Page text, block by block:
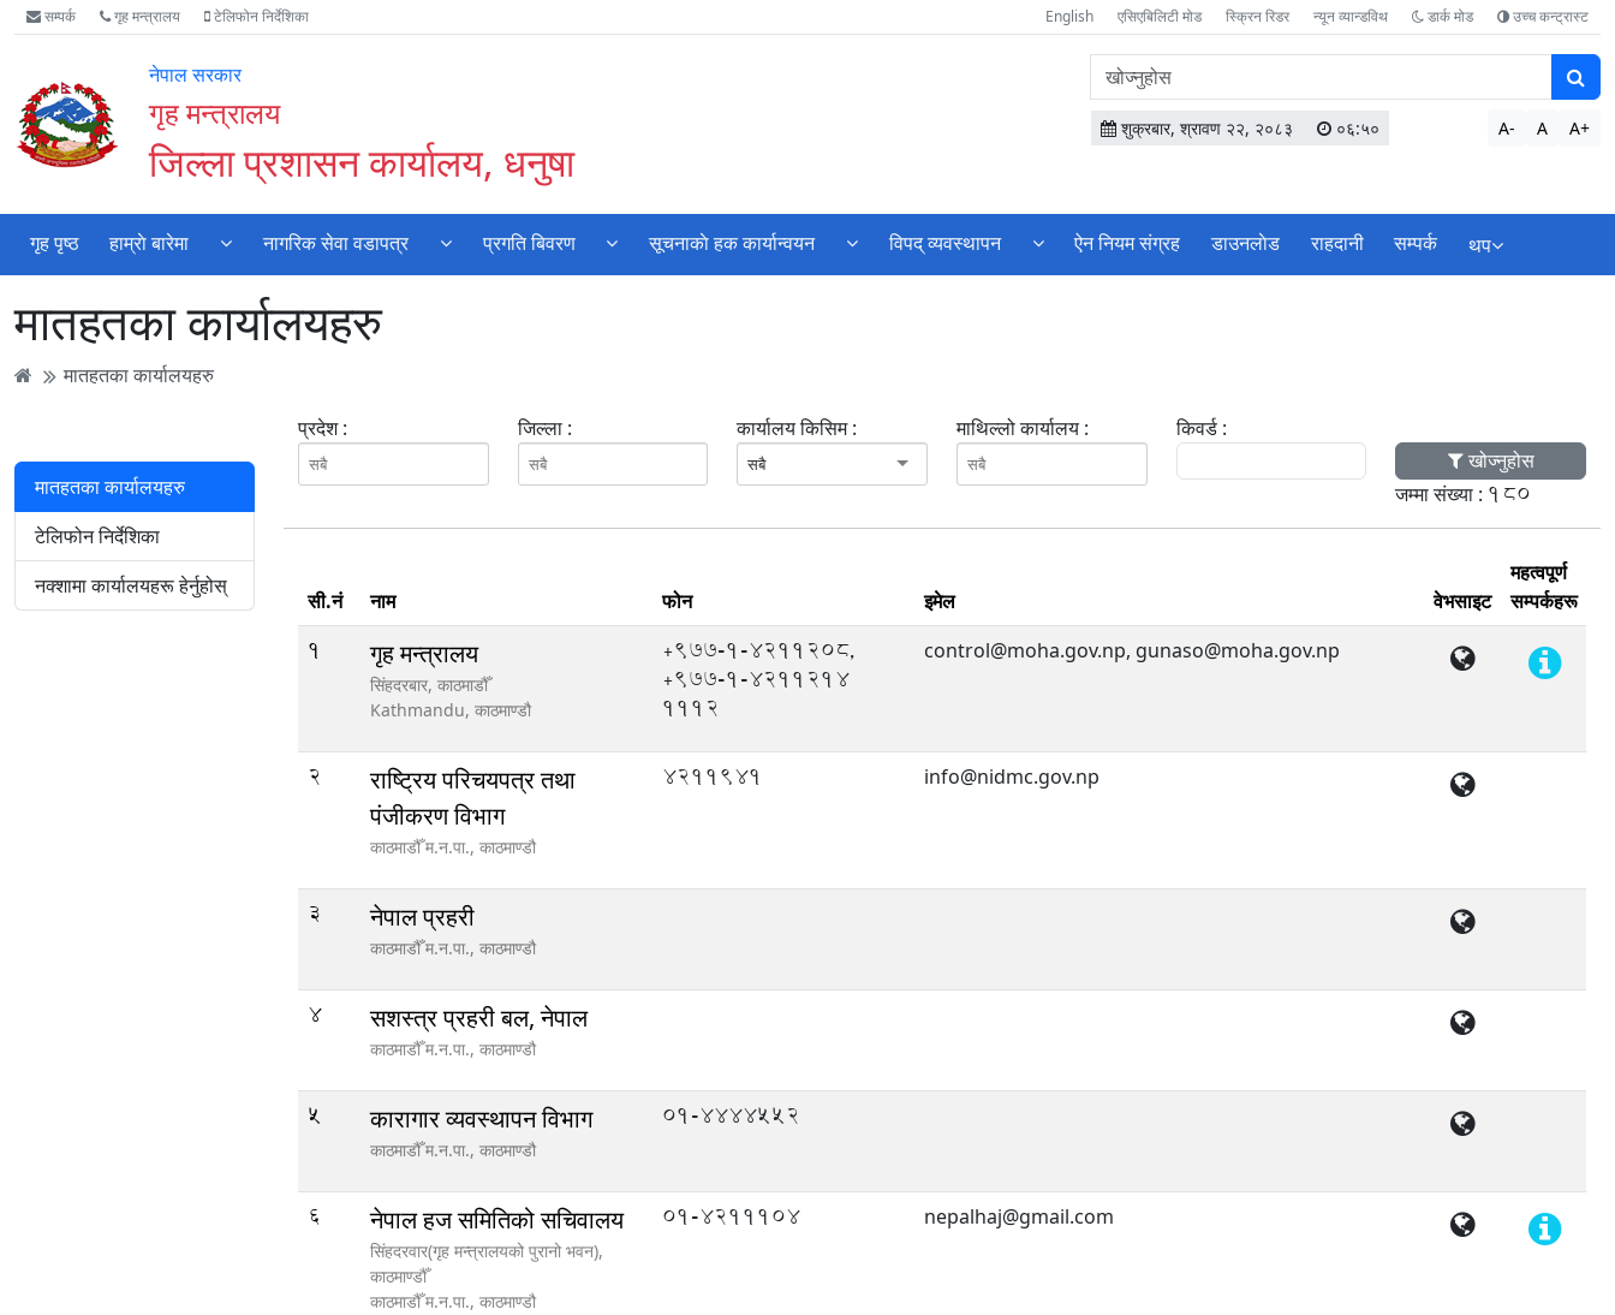
Accessibility
Mode
गर्नुहोस्
मुख्य
सामाग्री
मुख्य
नेभिगेसन
वेबसाइट
खोजमा
सम्पर्क गृह मन्त्रालय टेलिफोन निर्देशिका English एसिएबिलिटी मोड स्क्रिन रिडर न्यून व्यान्डविथ डार्क मोड उच्च कन्ट्रास्ट
नेपाल सरकार
गृह मन्त्रालय
जिल्ला प्रशासन कार्यालय, धनुषा
वेबसाइटमा
सामग्री
खोज्नुहोस
शुक्रबार, श्रावण २२, २०८३ ०६:५१ A- A A+
गृह पृष्ठ हाम्राे बारेमा नागरिक सेवा वडापत्र प्रगति बिवरण सूचनाकाे हक कार्यान्वयन विपद् व्यवस्थापन ऐन नियम संग्रह डाउनलाेड राहदानी सम्पर्क थप
मातहतका कार्यालयहरु
मातहतका कार्यालयहरु
मातहतका कार्यालयहरु
टेलिफोन निर्देशिका
नक्शामा कार्यालयहरू हेर्नुहोस्
प्रदेश : जिल्ला : कार्यालय किसिम :
सबै
माथिल्लो कार्यालय :
किवर्ड :
खोज्नुहोस
जम्मा संख्या : 180
सी.नं नाम फोन इमेल वेभसाइट
महत्वपूर्ण
सम्पर्कहरू
1 गृह मन्त्रालय
सिंहदरबार, काठमाडौँ
Kathmandu, काठमाण्डौ
+977-1-4211208,
+977-1-4211214
1112
control@moha.gov.np, gunaso@moha.gov.np
2
राष्ट्रिय परिचयपत्र तथा
पंजीकरण विभाग
काठमाडौँ म.न.पा., काठमाण्डौ
4211941 info@nidmc.gov.np
3 नेपाल प्रहरी
काठमाडौँ म.न.पा., काठमाण्डौ
4 सशस्त्र प्रहरी बल, नेपाल
काठमाडौँ म.न.पा., काठमाण्डौ
5 कारागार व्यवस्थापन विभाग
काठमाडौँ म.न.पा., काठमाण्डौ
01-4444552
6 नेपाल हज समितिको सचिवालय
सिंहदरवार(गृह मन्त्रालयको पुरानो भवन),
काठमाण्डौँ
काठमाडौँ म.न.पा., काठमाण्डौ
01-4211104 nepalhaj@gmail.com